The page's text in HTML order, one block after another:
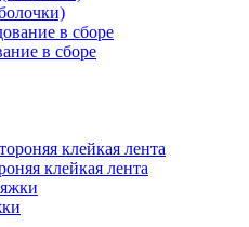
в сборе
клейкая лента